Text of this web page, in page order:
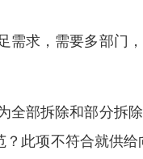
需求，需要多部门
全部拆除和部分拆
此项不符合就供给